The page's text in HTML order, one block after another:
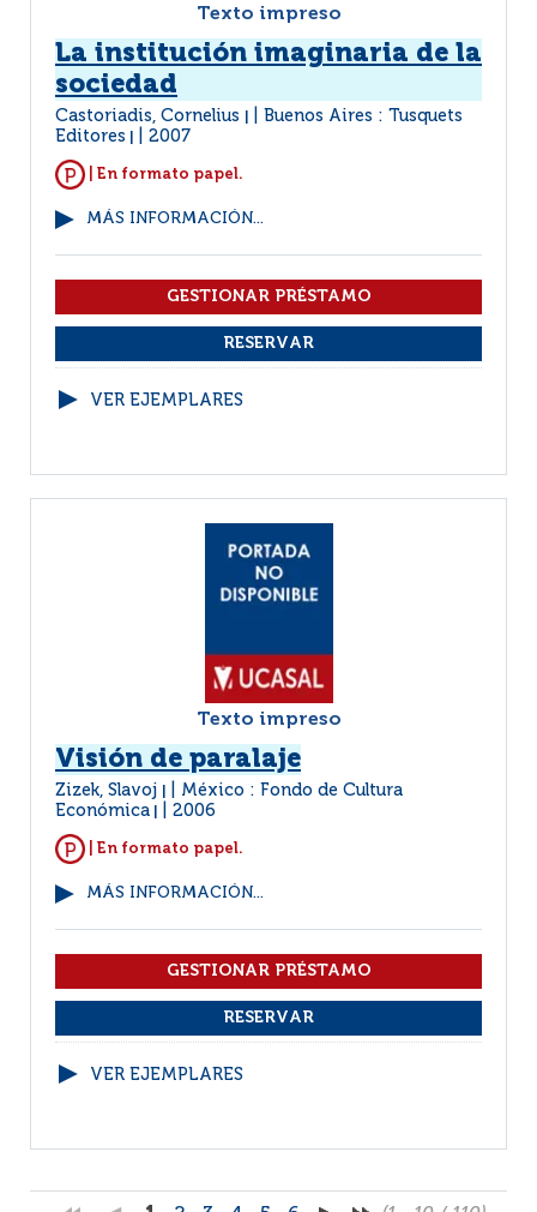
Texto impreso
La institución imaginaria de la
sociedad
Castoriadis, Cornelius
Buenos Aires : Tusquets
Editores
2007
| En formato papel.
MÁS INFORMACIÓN...
VER EJEMPLARES
Texto impreso
Visión de paralaje
Zizek, Slavoj
México : Fondo de Cultura
Económica
2006
| En formato papel.
MÁS INFORMACIÓN...
VER EJEMPLARES